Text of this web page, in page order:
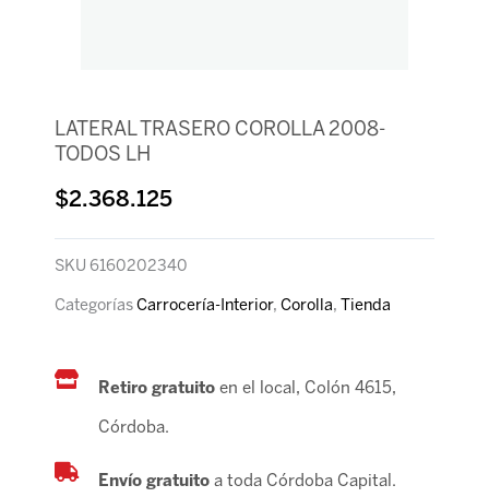
LATERAL TRASERO COROLLA 2008-
TODOS LH
$2.368.125
SKU 6160202340
Categorías Carrocería-Interior, Corolla, Tienda
Retiro gratuito en el local, Colón 4615,
Córdoba.
Envío gratuitoa toda Córdoba Capital.